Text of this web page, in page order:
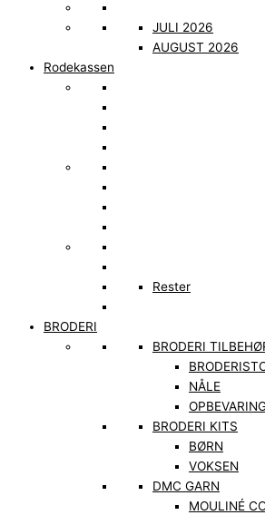
JULI 2026
AUGUST 2026
Rodekassen
Rester
BRODERI
BRODERI
NÅLE
BRODERI KITS
BØRN
VOKSEN
DMC GARN
MOULINÉ